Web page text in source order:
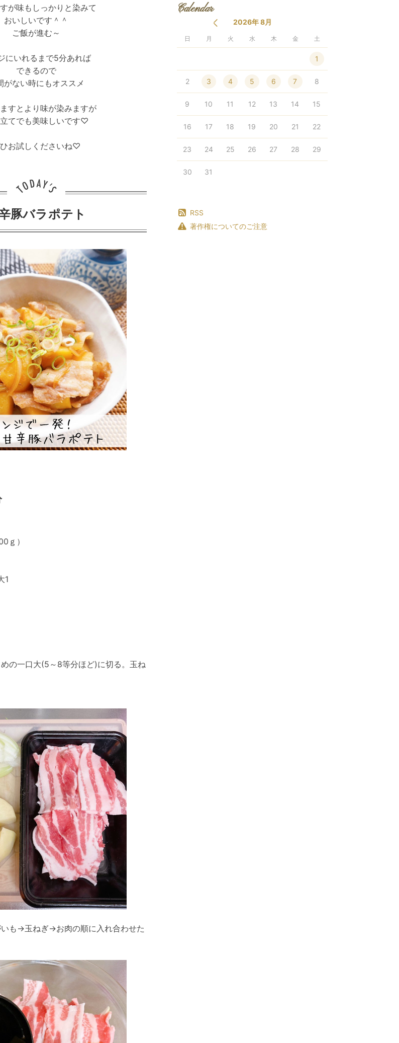
が味もしっかりと染みて
おいしいです＾＾
ご飯が進む～
にいれるまで5分あれば
できるので
がない時にもオススメ
すとより味が染みますが
てでも美味しいです♡
お試しくださいね♡
豚バラポテト
ｇ）
1
の一口大(5～8等分ほど)に切る。玉ね
も→玉ねぎ→お肉の順に入れ合わせた
Calendar
2026年 8月
日 月 火 水 木 金 土
1
2 3 4 5 6 7 8
9 10 11 12 13 14 15
16 17 18 19 20 21 22
23 24 25 26 27 28 29
30 31
RSS
著作権についてのご注意